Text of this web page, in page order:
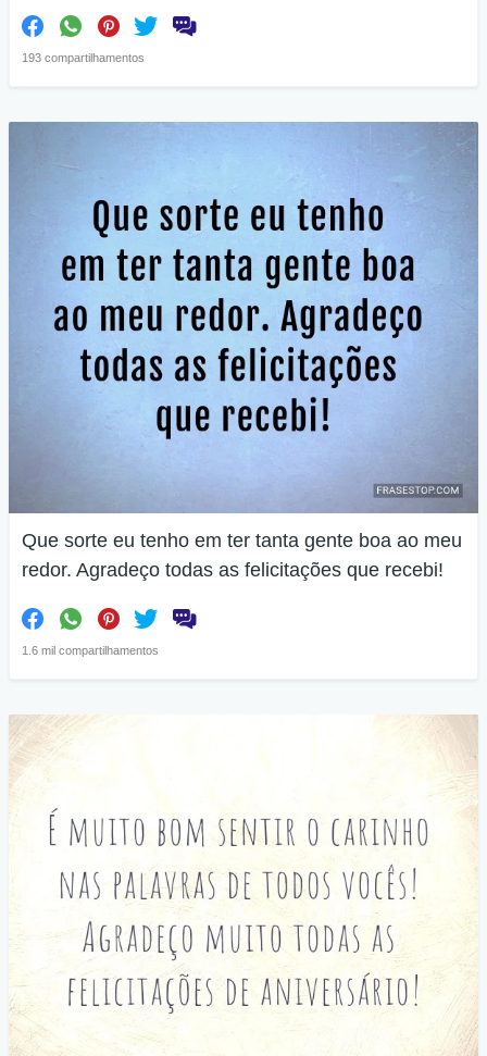
193 compartilhamentos
Que sorte eu tenho em ter tanta gente boa ao meu
redor. Agradeço todas as felicitações que recebi!
1.6 mil compartilhamentos